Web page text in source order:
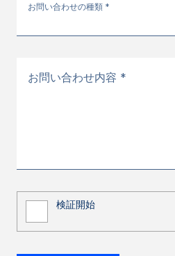
お問い合わせの種類 *
お問い合わせ内容 *